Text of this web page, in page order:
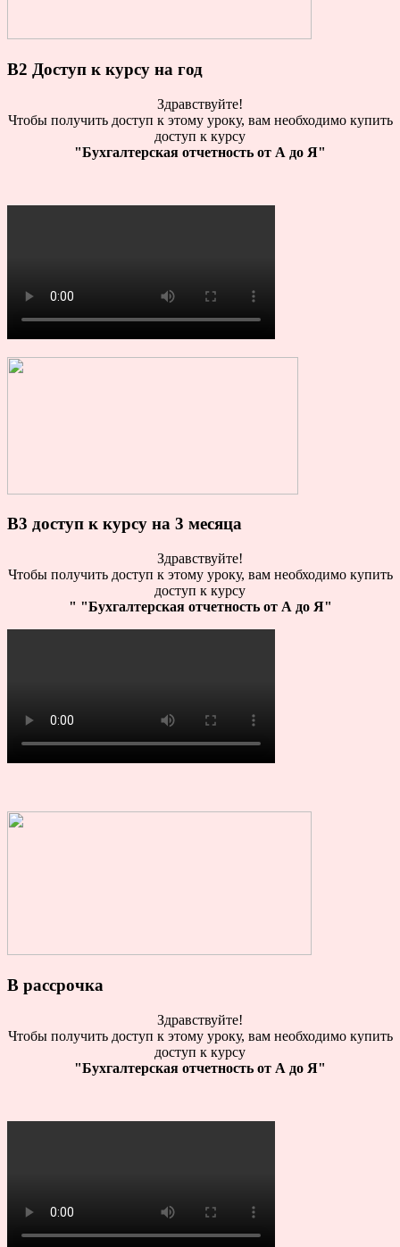
B2 Доступ к курсу на год
Здравствуйте!
Чтобы получить доступ к этому уроку, вам необходимо купить
доступ к курсу
"Бухгалтерская отчетность от А до Я"
B3 доступ к курсу на 3 месяца
Здравствуйте!
Чтобы получить доступ к этому уроку, вам необходимо купить
доступ к курсу
" "Бухгалтерская отчетность от А до Я"
В рассрочка
Здравствуйте!
Чтобы получить доступ к этому уроку, вам необходимо купить
доступ к курсу
"Бухгалтерская отчетность от А до Я"